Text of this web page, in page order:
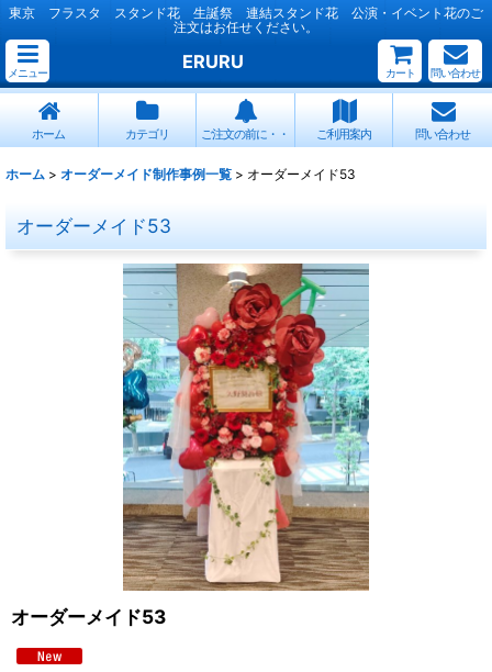
東京 フラスタ スタンド花 生誕祭 連結スタンド花 公演・イベント花のご
注文はお任せください。
メニュー
ERURU
カート 問い合わせ
ホーム カテゴリ ご注文の前に・・ ご利用案内 問い合わせ
ホーム > オーダーメイド制作事例一覧 > オーダーメイド53
オーダーメイド53
オーダーメイド53